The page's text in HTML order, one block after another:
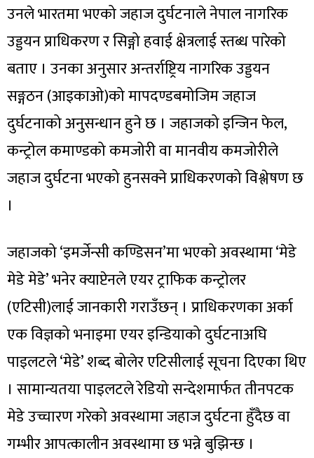
उनले भारतमा भएको जहाज दुर्घटनाले नेपाल नागरिक
उड्डयन प्राधिकरण र सिङ्गो हवाई क्षेत्रलाई स्तब्ध पारेको
बताए । उनका अनुसार अन्तर्राष्ट्रिय नागरिक उड्डयन
सङ्गठन (आइकाओ)को मापदण्डबमोजिम जहाज
दुर्घटनाको अनुसन्धान हुने छ । जहाजको इन्जिन फेल,
कन्ट्रोल कमाण्डको कमजोरी वा मानवीय कमजोरीले
जहाज दुर्घटना भएको हुनसक्ने प्राधिकरणको विश्लेषण छ
।
जहाजको ‘इमर्जेन्सी कण्डिसन’मा भएको अवस्थामा ‘मेडे
मेडे मेडे’ भनेर क्याप्टेनले एयर ट्राफिक कन्ट्रोलर
(एटिसी)लाई जानकारी गराउँछन् । प्राधिकरणका अर्का
एक विज्ञको भनाइमा एयर इन्डियाको दुर्घटनाअघि
पाइलटले ‘मेडे’ शब्द बोलेर एटिसीलाई सूचना दिएका थिए
। सामान्यतया पाइलटले रेडियो सन्देशमार्फत तीनपटक
मेडे उच्चारण गरेको अवस्थामा जहाज दुर्घटना हुँदैछ वा
गम्भीर आपत्कालीन अवस्थामा छ भन्ने बुझिन्छ ।